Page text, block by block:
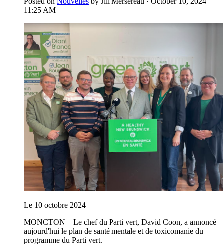
11:25 AM
Le 10 octobre 2024
MONCTON – Le chef du Parti vert, David Coon, a annoncé
aujourd'hui le plan de santé mentale et de toxicomanie du
programme du Parti vert.